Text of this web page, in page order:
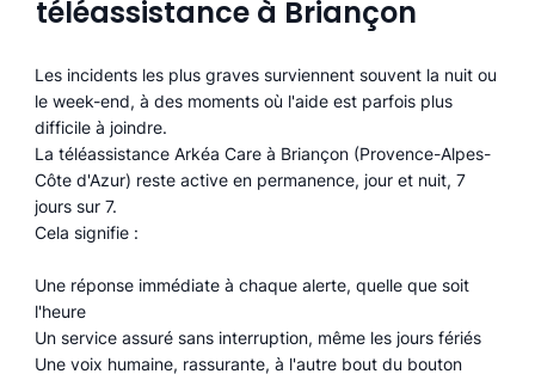
téléassistance à Briançon
Les incidents les plus graves surviennent souvent la nuit ou
le week-end, à des moments où l'aide est parfois plus
difficile à joindre.
La téléassistance Arkéa Care à Briançon (Provence-Alpes-
Côte d'Azur) reste active en permanence, jour et nuit, 7
jours sur 7.
Cela signifie :
Une réponse immédiate à chaque alerte, quelle que soit
l'heure
Un service assuré sans interruption, même les jours fériés
Une voix humaine, rassurante, à l'autre bout du bouton